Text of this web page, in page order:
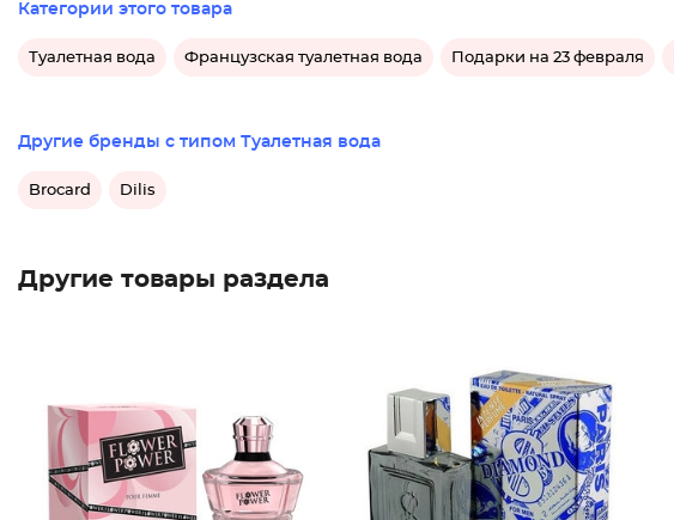
Категории этого товара
Туалетная вода Французская туалетная вода Подарки на 23 февраля
Другие бренды с типом Туалетная вода
Brocard Dilis
Другие товары раздела